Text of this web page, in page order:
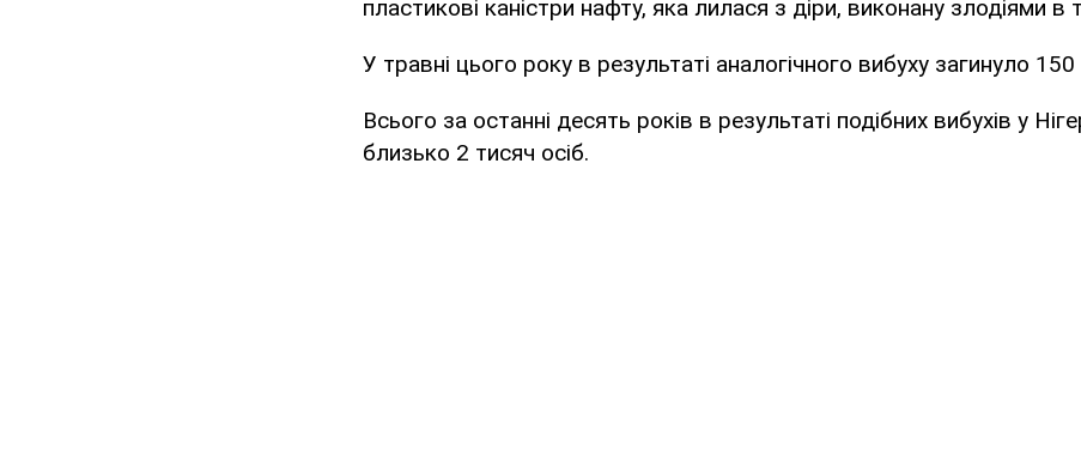
пластикові каністри нафту, яка лилася з діри, виконану злодіями в
У травні цього року в результаті аналогічного вибуху загинуло 150
Всього за останні десять років в результаті подібних вибухів у
близько 2 тисяч осіб.